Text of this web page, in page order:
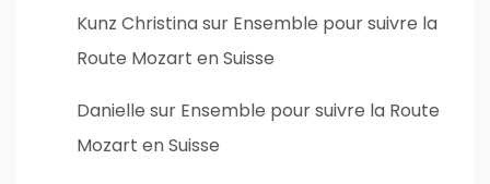
Kunz Christinasur Ensemble pour suivre la
Route Mozart en Suisse
Danielle sur Ensemble pour suivre la Route
Mozart en Suisse